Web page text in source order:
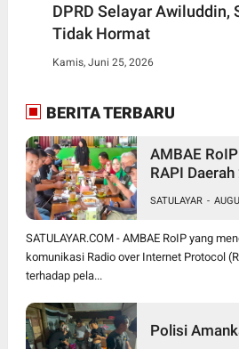
DPRD Selayar Awiluddin,
Tidak Hormat
Kamis, Juni 25, 2026
BERITA TERBARU
AMBAE
RAPI
SATULAYAR -
SATULAYAR.COM - AMBAE RoIP yang
komunikasi Radio over Internet Protocol
terhadap pela...
Polisi